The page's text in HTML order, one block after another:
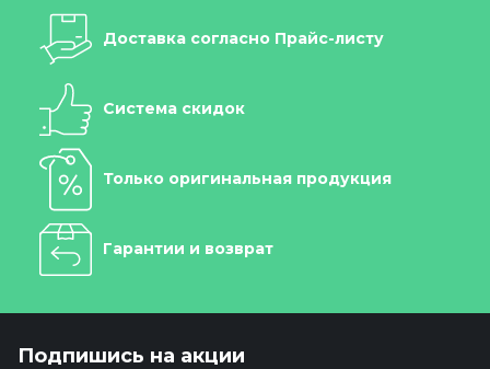
Доставка согласно Прайс-листу
Система скидок
Только оригинальная продукция
Гарантии и возврат
Подпишись на акции